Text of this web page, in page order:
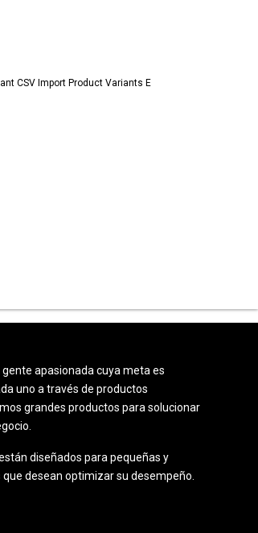
CSV Import Product Variants E
apasionada cuya meta es
uno a través de productos
grandes productos para solucionar
diseñados para pequeñas y
desean optimizar su desempeño.